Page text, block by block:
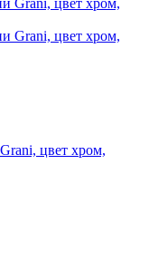
цвет хром,